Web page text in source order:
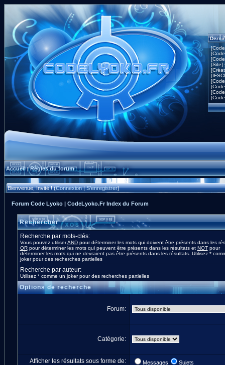
[Site]
Accueil|Règles du forum
Bienvenue, Invité ! (Connexion|S'enregistrer)
Forum Code Lyoko | CodeLyoko.Fr Index du Forum
Rechercher
Recherche par mots-clés:
Vous pouvez utiliserANDpour déterminer les mots qui doivent être présents dans les
ORpour déterminer les mots qui peuvent être présents dans les résultats et NOTpour
déterminer les mots qui ne devraient pas être présents dans les résultats. Utilisez *
joker pour des recherches partielles
Recherche par auteur:
Utilisez * comme un joker pour des recherches partielles
Options de recherche
Forum:
Catégorie:
Afficher les résultats sous forme de: Messages Sujets